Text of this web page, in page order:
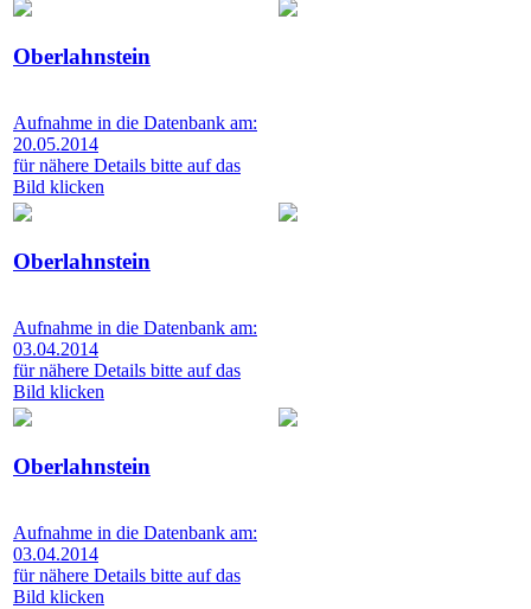
Oberlahnstein
Aufnahme in die Datenbank am:
20.05.2014
für nähere Details bitte auf das
Bild klicken
Oberlahnstein
Aufnahme in die Datenbank am:
03.04.2014
für nähere Details bitte auf das
Bild klicken
Oberlahnstein
Aufnahme in die Datenbank am:
03.04.2014
für nähere Details bitte auf das
Bild klicken